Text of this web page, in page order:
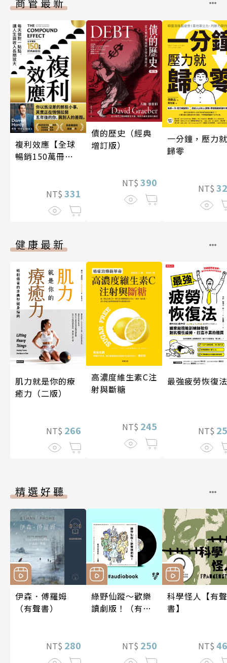
複利效應【全球
暢銷150萬冊・
NT$ 331
債的歷史（經典
增訂版）
NT$ 390
一分鐘，壓力就
歸零
NT$
健康最新
肌力就是你的療
癒力（二版）
NT$ 266
高濃度維生素C注
射與斷糖
NT$ 245
最強疲勞恢復法
NT$
精選好聽
伊森．傅羅姆
（有聲書）
NT$ 280
綠野仙蹤～歡樂
讀劇版！（有聲
NT$ 250
科學怪人【有聲
書】
NT$